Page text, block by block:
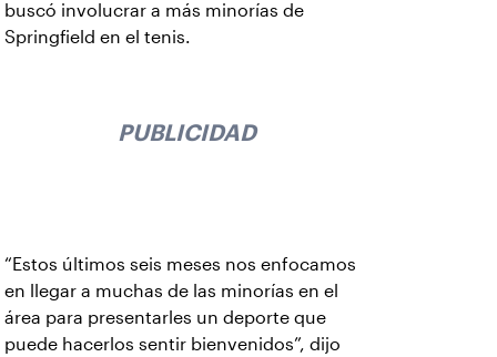
buscó involucrar a más minorías de
Springfield en el tenis.
PUBLICIDAD
“Estos últimos seis meses nos enfocamos
en llegar a muchas de las minorías en el
área para presentarles un deporte que
puede hacerlos sentir bienvenidos”, dijo